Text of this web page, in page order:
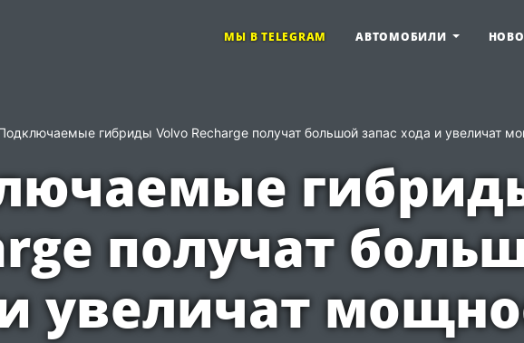
МЫ В TELEGRAM АВТОМОБИЛИ
гибриды Volvo Recharge получат большой запас хода и увеличат
получат
увеличат